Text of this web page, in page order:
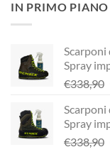
IN PRIMO PIANO
Scarponi
Spray
€338,90
Scarponi
Spray
€338,90